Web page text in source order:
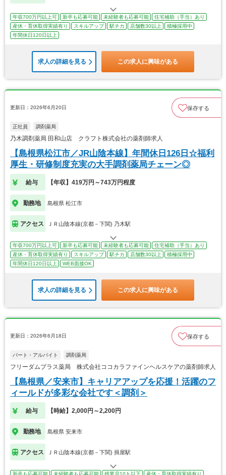
年収700万円以上可 新卒も応募可能 未経験者も応募可能
住宅補助（手当）あり
産休・育休取得実績有り
スキルアップ 駅チカ 店舗数30以上
積極採用中
年間休日120日以上
求人の詳細を見る この求人に興味がある
更新日：2026年6月20日 保存する
正社員 調剤薬局
乃木調剤薬局 田和山店 クラフト株式会社の薬剤師求人
【島根県松江市／JR山陰本線】年間休日126日☆福利
厚生・研修制度充実の大手調剤薬局チェーン◎
給与 【年収】419万円～743万円程度
勤務地 島根県 松江市
アクセス ＪＲ山陰本線(京都－下関) 乃木駅
年収700万円以上可 新卒も応募可能 未経験者も応募可能
住宅補助（手当）あり
産休・育休取得実績有り
スキルアップ 駅チカ 店舗数30以上
積極採用中
年間休日120日以上
WEB面接OK
求人の詳細を見る この求人に興味がある
更新日：2026年6月18日 保存する
パート・アルバイト 調剤薬局
フリーダムプラス薬局 株式会社ココカラファインヘルスケアの薬剤師求人
【島根県／安来市】キャリアアップを応援！活躍のフ
ィールドが多彩な会社です＜調剤＞
給与 【時給】2,000円～2,200円
勤務地 島根県 安来市
アクセス ＪＲ山陰本線(京都－下関) 揖屋駅
新卒も応募可能 未経験者も応募可能 残業月10ｈ以下 産休・育休取得実績有り